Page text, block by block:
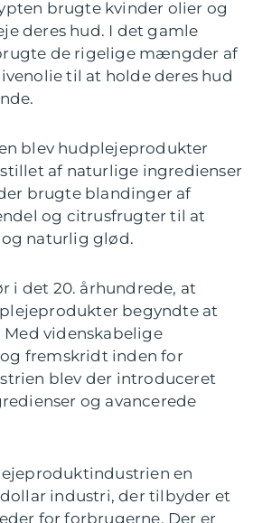
brugte kvinder olier og
deres hud. I det gamle
de rigelige mængder af
til at holde deres hud
blev hudplejeprodukter
af naturlige ingredienser
brugte blandinger af
og citrusfrugter til at
naturlig glød.
i det 20. århundrede, at
begyndte at
videnskabelige
fremskridt inden for
blev der introduceret
og avancerede
en
industri, der tilbyder et
for forbrugerne. Der er